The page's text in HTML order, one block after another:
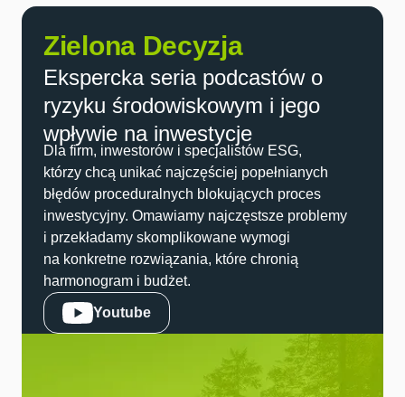
Zielona Decyzja
Ekspercka seria podcastów o
ryzyku środowiskowym i jego
wpływie na inwestycje
Dla firm, inwestorów i specjalistów ESG,
którzy chcą unikać najczęściej popełnianych
błędów proceduralnych blokujących proces
inwestycyjny. Omawiamy najczęstsze problemy
i przekładamy skomplikowane wymogi
na konkretne rozwiązania, które chronią
harmonogram i budżet.
Youtube